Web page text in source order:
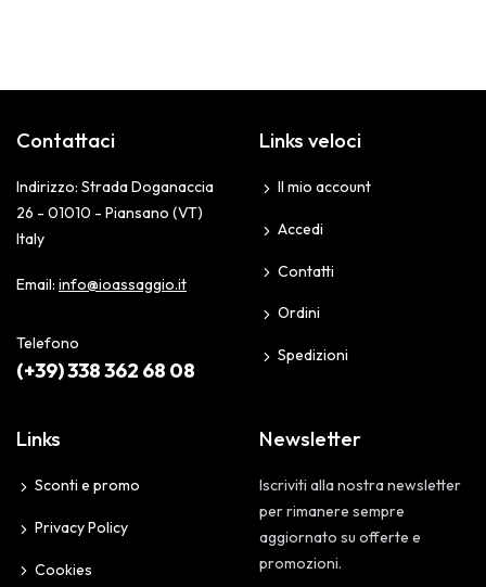
Contattaci
Indirizzo: Strada Doganaccia
26 - 01010 - Piansano (VT)
Italy
Email: info@ioassaggio.it
Telefono
(+39) 338 362 68 08
Links veloci
Il mio account
Accedi
Contatti
Ordini
Spedizioni
Links
Sconti e promo
Privacy Policy
Cookies
Newsletter
Iscriviti alla nostra newsletter
per rimanere sempre
aggiornato su offerte e
promozioni.